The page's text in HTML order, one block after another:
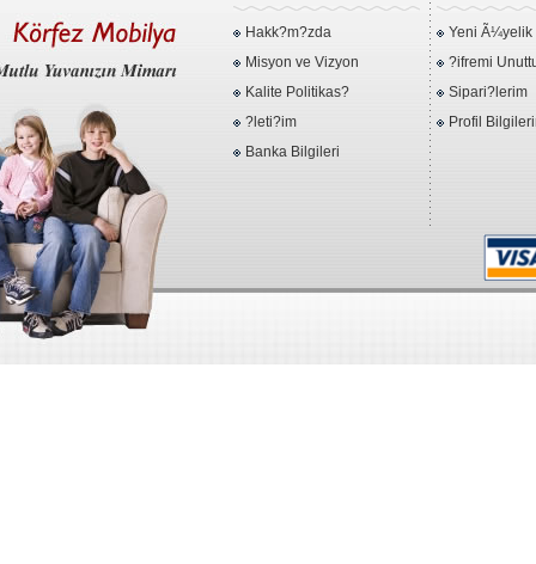
Hakk?m?zda
Misyon ve Vizyon
Kalite Politikas?
?leti?im
Banka Bilgileri
Yeni Ã¼yelik
?ifremi
Sipari?lerim
Profil